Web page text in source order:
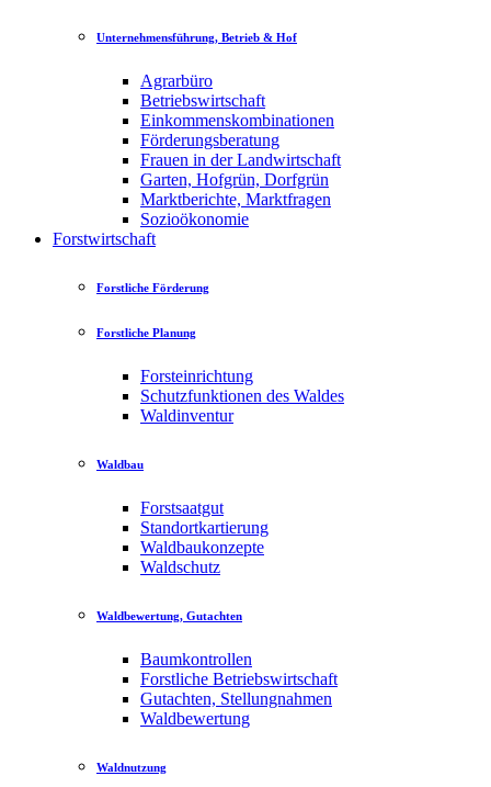
Unternehmensführung, Betrieb & Hof
Agrarbüro
Betriebswirtschaft
Einkommenskombinationen
Förderungsberatung
Frauen in der Landwirtschaft
Garten, Hofgrün, Dorfgrün
Marktberichte, Marktfragen
Sozioökonomie
Forstwirtschaft
Forstliche Förderung
Forstliche Planung
Forsteinrichtung
Schutzfunktionen des Waldes
Waldinventur
Waldbau
Forstsaatgut
Standortkartierung
Waldbaukonzepte
Waldschutz
Waldbewertung, Gutachten
Baumkontrollen
Forstliche Betriebswirtschaft
Gutachten, Stellungnahmen
Waldbewertung
Waldnutzung